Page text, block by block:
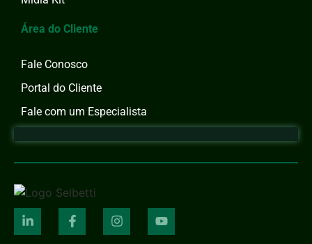
Área do Cliente
Fale Conosco
Portal do Cliente
Fale com um Especialista